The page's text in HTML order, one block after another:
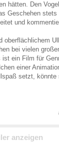
hätten. Den
Geschehen
und
oberflächlichem
bei vielen
ein Film für
einer
setzt, könnte
anzeigen